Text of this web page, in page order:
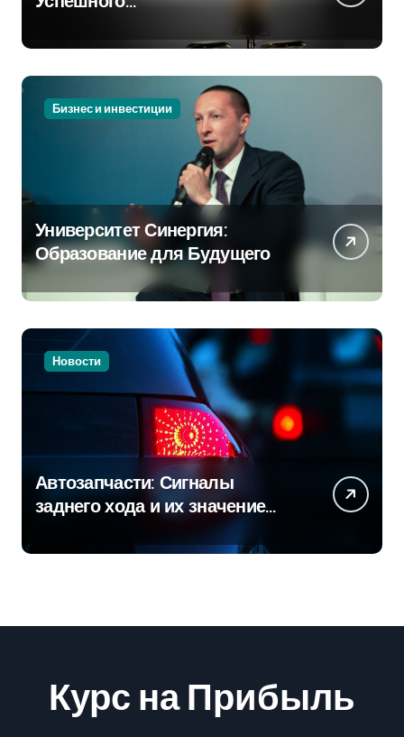
Бизнес и инвестиции
Университет Синергия:
Образование для Будущего
Новости
Автозапчасти: Сигналы
заднего хода и их значение
для безопасности на дороге
Курс на Прибыль